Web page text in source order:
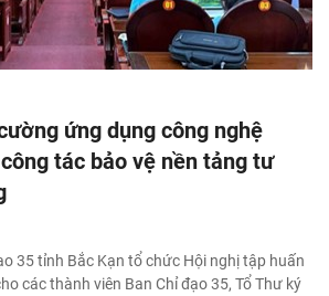
ứng dụng công nghệ
tác bảo vệ nền tảng tư
35 tỉnh Bắc Kạn tổ chức Hội nghị tập huấn
các thành viên Ban Chỉ đạo 35, Tổ Thư ký